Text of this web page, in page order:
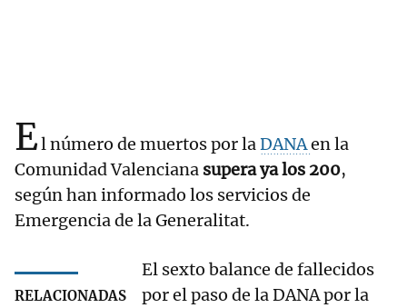
El número de muertos por laDANAen la
Comunidad Valenciana supera ya los 200,
según han informado los servicios de
Emergencia de la Generalitat.
RELACIONADAS
El sexto balance de fallecidos
por el paso de la DANA por la